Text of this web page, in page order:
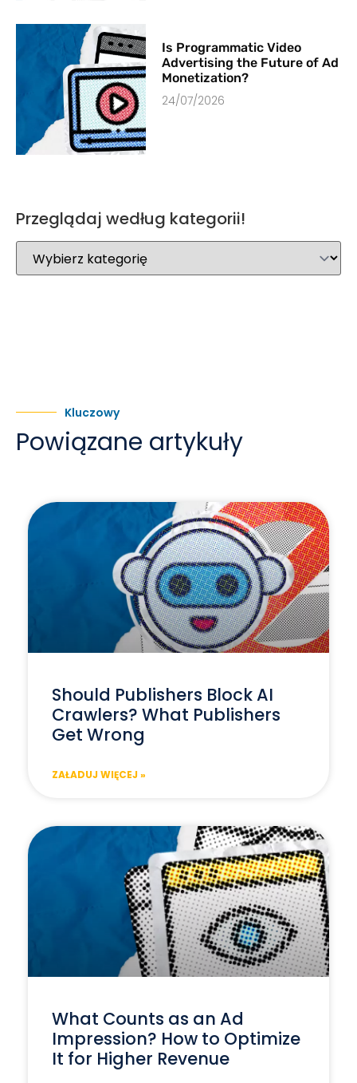
Is Programmatic Video
Advertising the Future of Ad
Monetization?
24/07/2026
Przeglądaj według kategorii!
Kluczowy
Powiązane artykuły
Should Publishers Block AI
Crawlers? What Publishers
Get Wrong
ZAŁADUJ WIĘCEJ »
What Counts as an Ad
Impression? How to Optimize
It for Higher Revenue